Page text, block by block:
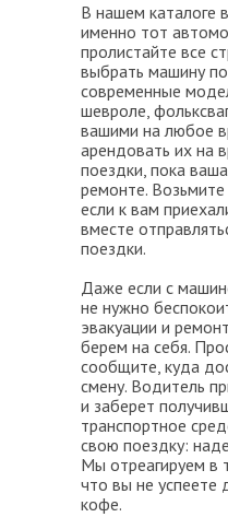
В нашем каталоге
именно тот
пролистайте все
выбрать машину
современные
шевроле,
вашими на любое
арендовать их на
поездки, пока
ремонте.
если к вам
вместе
поездки.
Даже если с
не нужно
эвакуации и
берем на себя.
сообщите, куда
смену. Водитель
и заберет
транспортное
свою поездку:
Мы отреагируем в
что вы не успеете
кофе.